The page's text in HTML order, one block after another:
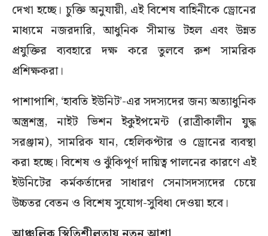
দেখা হচ্ছে। চুক্তি অনুযায়ী, এই বিশেষ বাহিনীকে ড্রোনের
মাধ্যমে নজরদারি, আধুনিক সীমান্ত টহল এবং উন্নত
প্রযুক্তির ব্যবহারে দক্ষ করে তুলবে রুশ সামরিক
প্রশিক্ষকরা।
পাশাপাশি, ‘হাবতি ইউনিট’-এর সদস্যদের জন্য অত্যাধুনিক
অস্ত্রশস্ত্র, নাইট ভিশন ইকুইপমেন্ট (রাত্রীকালীন যুদ্ধ
সরঞ্জাম), সামরিক যান, হেলিকপ্টার ও ড্রোনের ব্যবস্থা
করা হচ্ছে। বিশেষ ও ঝুঁকিপূর্ণ দায়িত্ব পালনের কারণে এই
ইউনিটের কর্মকর্তাদের সাধারণ সেনাসদস্যদের চেয়ে
উচ্চতর বেতন ও বিশেষ সুযোগ-সুবিধা দেওয়া হবে।